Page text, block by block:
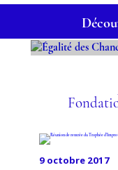
EN
9 octobre 2017